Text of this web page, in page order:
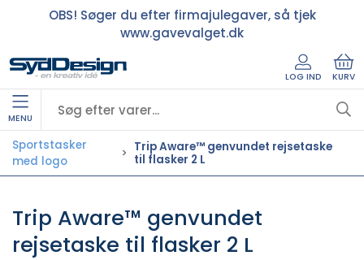
OBS! Søger du efter firmajulegaver, så tjek
www.gavevalget.dk
LOG IND KURV
MENU
Sportstasker
med logo
Trip Aware™ genvundet rejsetaske
til flasker 2 L
Trip Aware™ genvundet
rejsetaske til flasker 2 L